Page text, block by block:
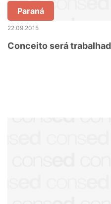
Paraná
22.09.2015
Conceito será